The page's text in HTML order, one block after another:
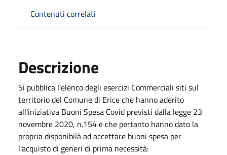
Contenuti correlati
Descrizione
Si pubblica l'elenco degli esercizi Commerciali siti sul
territorio del Comune di Erice che hanno aderito
all'iniziativa Buoni Spesa Covid previsti dalla legge 23
novembre 2020, n.154 e che pertanto hanno dato la
propria disponibilà ad accettare buoni spesa per
l'acquisto di generi di prima necessità: